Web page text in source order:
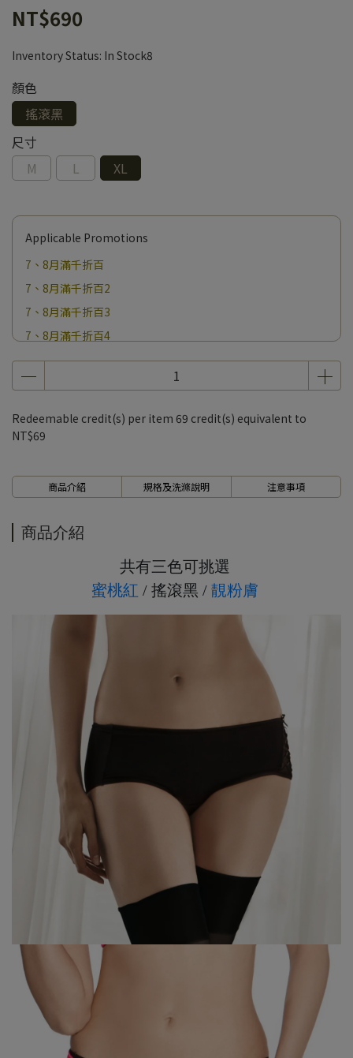
NT$690
Inventory Status: In Stock8
顏色
搖滾黑
尺寸
M
L XL
Applicable Promotions
7、8月滿千折百
7、8月滿千折百2
7、8月滿千折百3
7、8月滿千折百4
7、8月滿千折百5
7、8月滿千折百8
7、8月滿千折百10
7、8月滿千折百11
7、8月滿千折百12
7、8月滿千折百15
7、8月滿千折百16
7、8月滿千折百17
7、8月滿千折百18
7、8月滿千折百19
7、8月滿千折百20
7、8月滿千折百21
7、8月滿千折百22
7、8月滿千折百23
7、8月滿千折百24
7、8月滿千折百25
優惠加購
浪漫疊加｜全館滿4000贈貓耳眼罩組
Redeemable credit(s) per item 69 credit(s) equivalent to
NT$69
商品介紹 規格及洗滌說明 注意事項
商品介紹
共有三色可挑選
蜜桃紅 / 搖滾黑 / 靚粉膚